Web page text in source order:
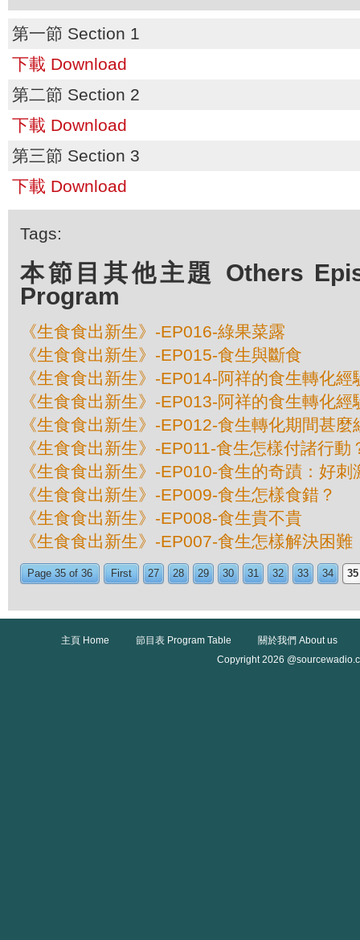
第一節 Section 1
下載 Download
第二節 Section 2
下載 Download
第三節 Section 3
下載 Download
Tags:
本節目其他主題 Others
Program
《生食食出新生》-EP016-綠果菜露
《生食食出新生》-EP015-食生與斷食
《生食食出新生》-EP014-阿祥的食生轉化經
《生食食出新生》-EP013-阿祥的食生轉化經
《生食食出新生》-EP012-食生轉化期間甚麼
《生食食出新生》-EP011-食生怎樣付諸行動
《生食食出新生》-EP010-食生的奇蹟：好刺
《生食食出新生》-EP009-食生怎樣食錯？
《生食食出新生》-EP008-食生貴不貴
《生食食出新生》-EP007-食生怎樣解決困難
Page 35 of 36 First 27 28 29 30 31 32 33 34 35
主頁 Home 節目表 Program Table
關於我們 About us
Copyright 2026